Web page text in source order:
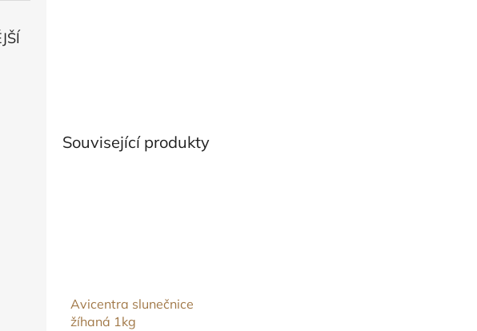
Související produkty
Avicentra slunečnice
žíhaná 1kg